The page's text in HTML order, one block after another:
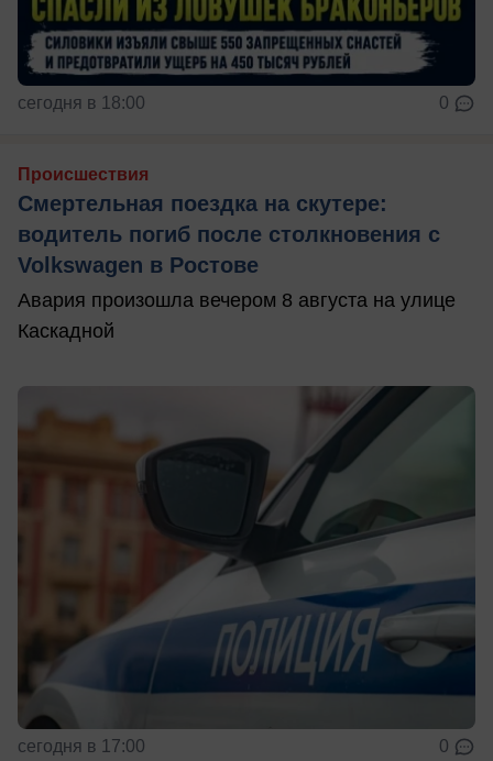
сегодня в 18:00 0
Происшествия
Смертельная поездка на скутере:
водитель погиб после столкновения с
Volkswagen в Ростове
Авария произошла вечером 8 августа на улице
Каскадной
сегодня в 17:00 0